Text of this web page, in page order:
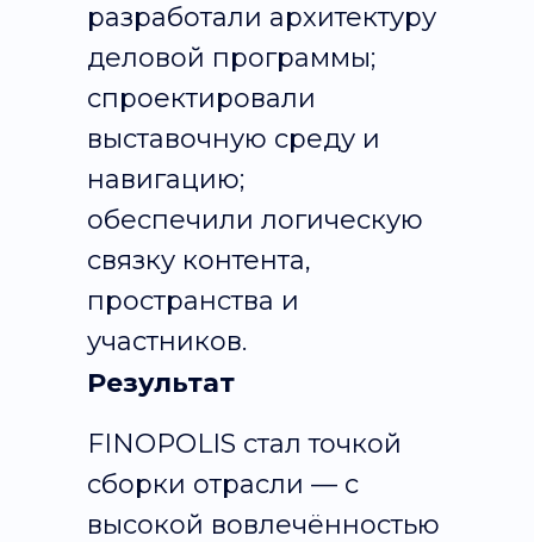
разработали архитектуру
деловой программы;
спроектировали
выставочную среду и
навигацию;
обеспечили логическую
связку контента,
пространства и
участников.
Результат
FINOPOLIS стал точкой
сборки отрасли — с
высокой вовлечённостью